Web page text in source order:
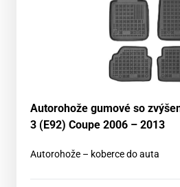
Autorohože gumové so
3 (E92) Coupe 2006 – 2013
Autorohože – koberce do auta